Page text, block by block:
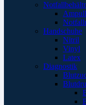
Handschuhe
Nitril
Vinyl
Latex
Diagnostik